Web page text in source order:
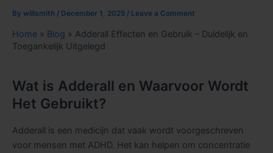
By willsmith / December 1, 2025 / Leave a Comment
Home » Blog » Adderall Effecten en Gebruik – Duidelijk en
Toegankelijk Uitgelegd
Wat is Adderall en Waarvoor Wordt
Het Gebruikt?
Adderall is een medicijn dat vaak wordt voorgeschreven
voor mensen met ADHD. Het kan helpen om concentratie